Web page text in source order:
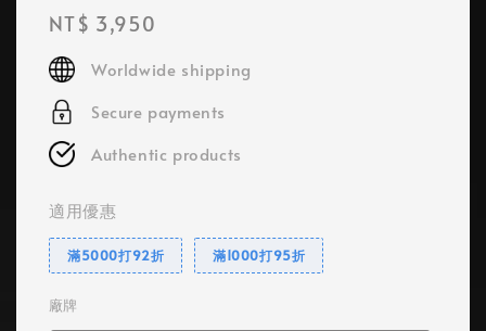
Regular
price
NT$ 3,950
Worldwide shipping
Secure payments
Authentic products
適用優惠
滿5000打92折 滿1000打95折
廠牌